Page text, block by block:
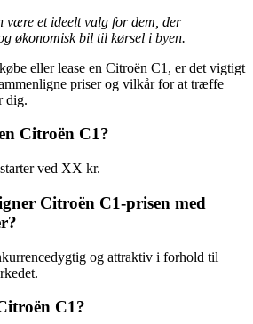
være et ideelt valg for dem, der
økonomisk bil til kørsel i byen.
eller lease en Citroën C1, er det vigtigt
priser og vilkår for at træffe
dig.
Citroën C1?
ved XX kr.
Citroën C1-prisen med
og attraktiv i forhold til
C1?